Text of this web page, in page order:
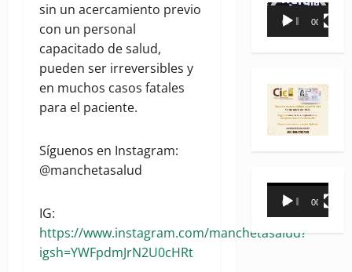
sin un acercamiento previo
con un personal
capacitado de salud,
pueden ser irreversibles y
en muchos casos fatales
para el paciente.
Síguenos en Instagram:
@manchetasalud
IG:
https://www.instagram.com/manchetasalud?
igsh=YWFpdmJrN2U0cHRt
Reproductor
00:00 00:35
Reproductor
vídeo
00:00 00:31